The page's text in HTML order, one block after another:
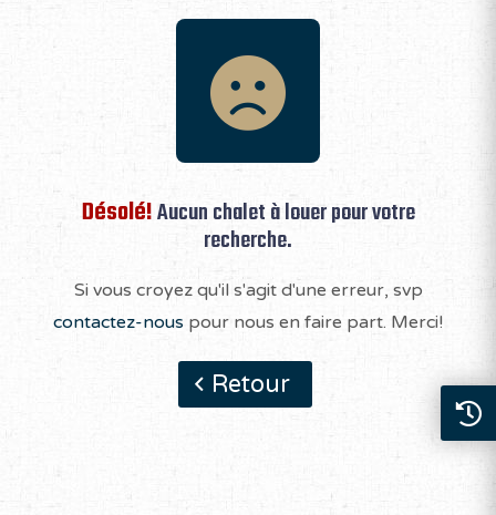
Désolé!Aucun chalet à louer pour votre
recherche.
Si vous croyez qu'il s'agit d'une erreur, svp
contactez-nous pour nous en faire part. Merci!
Retour